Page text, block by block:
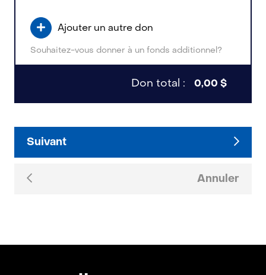
Ajouter un autre don
Souhaitez-vous donner à un fonds additionnel?
Don total : 0,00 $
Suivant
Annuler